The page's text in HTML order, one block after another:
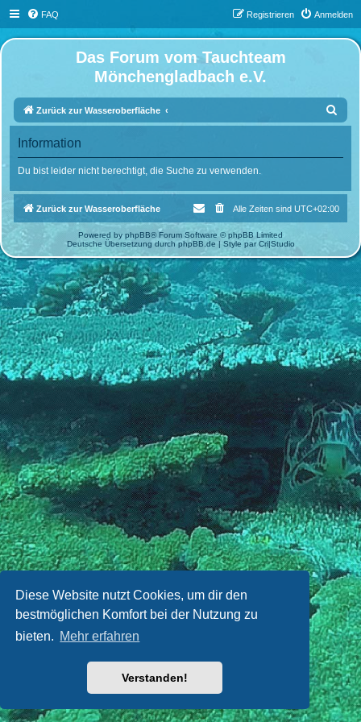
Diese Website nutzt Cookies, um dir den
bestmöglichen Komfort bei der Nutzung zu
bieten. Mehr erfahren
Verstanden!
FAQ Anmelden
Registrieren
Das Forum vom Tauchteam
Mönchengladbach e.V.
Zurück zur Wasseroberfläche
u
Information
Du bist leider nicht berechtigt, die Suche zu verwenden.
Zurück zur Wasseroberfläche Alle Zeiten sind UTC+02:00
Powered by phpBB® Forum Software © phpBB Limited
Deutsche Übersetzung durch phpBB.de | Style par Cri|Studio